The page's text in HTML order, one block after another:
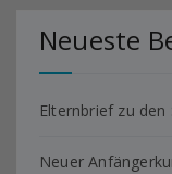
Neueste
Elternbrief zu
Neuer